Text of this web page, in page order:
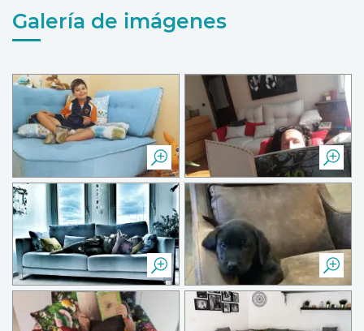
Galería de imágenes